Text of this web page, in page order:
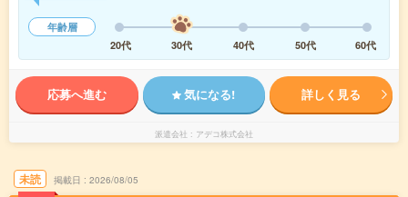
年齢層
20代
30代 40代 50代 60代
応募へ進む 気になる! 詳しく見る
派遣会社 アデコ株式会社
未読 掲載日 2026/08/05